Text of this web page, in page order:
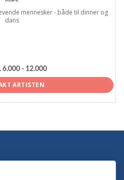
mennesker - både til dinner og
dans
6.000 - 12.000
ARTISTEN